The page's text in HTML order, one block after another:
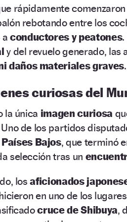
rápidamente
rebotando entre los
conductores y peatones.
y del revuelo generado,
daños materiales graves.
curiosas del
la única imagen curiosa
de los partidos
Bajos, que terminó
selección tras un
losaficionados
en uno de los
cruce de Shibuya,